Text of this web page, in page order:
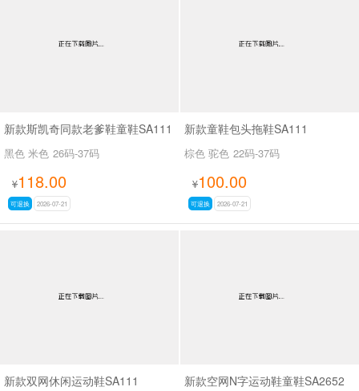
新款斯凯奇同款老爹鞋童鞋SA111
黑色 米色 26码-37码
¥118.00
可退换 2026-07-21
新款童鞋包头拖鞋SA111
棕色 驼色 22码-37码
¥100.00
可退换 2026-07-21
新款双网休闲运动鞋SA111 新款空网N字运动鞋童鞋SA2652